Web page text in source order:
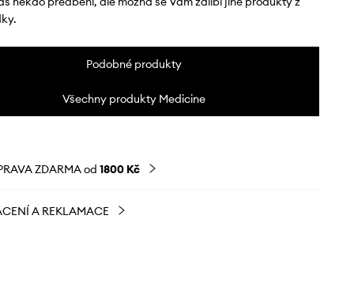
Podobné produkty
Všechny produkty Medicine
ZDARMA od 1800 Kč
A REKLAMACE